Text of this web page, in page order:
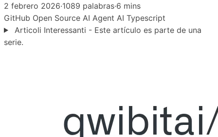
2 febrero 2026·1089 palabras·6 mins
GitHub Open Source AI Agent AI Typescript
Articoli Interessanti - Este artículo es parte de una
serie.